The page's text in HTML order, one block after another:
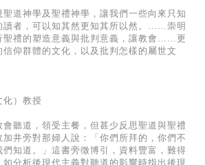
聖道神學及聖禮神學，讓我們一些向來只知
讀者，可以知其然更知其所以然。……崇明
聖禮的塑造意義與批判意義，讓教會……更
仰群體的文化，以及批判怎樣的屬世文
化）教授
會聽道，領受主餐，但甚少反思聖道與聖禮
井旁對那婦人說：「你們所拜的，你們不
知道。」這書旁徵博引，資料豐富，難得
分析後現代主義對聽道的影響時指出後現